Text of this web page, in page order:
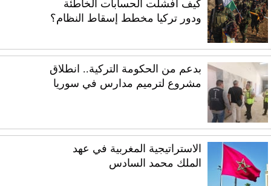
كيف أفشلت الحسابات الخاطئة
ودور تركيا مخطط إسقاط النظام؟
بدعم من الحكومة التركية.. انطلاق
مشروع لترميم مدارس في سوريا
الاستراتيجية المغربية في عهد
الملك محمد السادس